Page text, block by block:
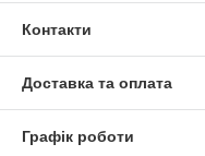
Контакти
Доставка та оплата
Графік роботи